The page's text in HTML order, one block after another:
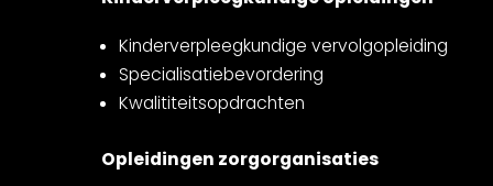
Kinderverpleegkundige vervolgopleiding
Specialisatiebevordering
Kwalititeitsopdrachten
Opleidingen zorgorganisaties